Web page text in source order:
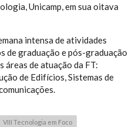
Unicamp, em sua oitava
intensa de atividades
de graduação e pós-graduação
áreas de atuação da FT:
de Edifícios, Sistemas de
VIII Tecnologia em Foco